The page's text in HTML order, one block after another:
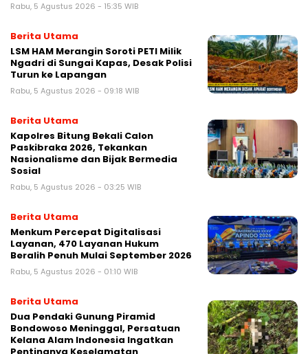
Rabu, 5 Agustus 2026 - 15:35 WIB
Berita Utama
LSM HAM Merangin Soroti PETI Milik
Ngadri di Sungai Kapas, Desak Polisi
Turun ke Lapangan
Rabu, 5 Agustus 2026 - 09:18 WIB
Berita Utama
Kapolres Bitung Bekali Calon
Paskibraka 2026, Tekankan
Nasionalisme dan Bijak Bermedia
Sosial
Rabu, 5 Agustus 2026 - 03:25 WIB
Berita Utama
Menkum Percepat Digitalisasi
Layanan, 470 Layanan Hukum
Beralih Penuh Mulai September 2026
Rabu, 5 Agustus 2026 - 01:10 WIB
Berita Utama
Dua Pendaki Gunung Piramid
Bondowoso Meninggal, Persatuan
Kelana Alam Indonesia Ingatkan